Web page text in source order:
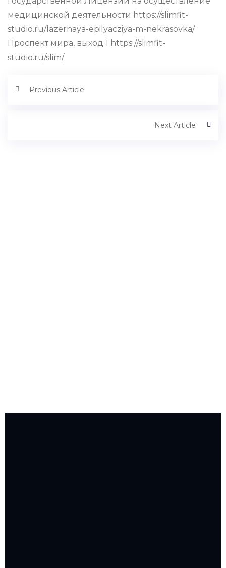
медицинской деятельности https://slimfit-
studio.ru/lazernaya-epilyacziya-m-nekrasovka/
Проспект мира, выход 1 https://slimfit-
studio.ru/slim/
Previous Article
Next Article